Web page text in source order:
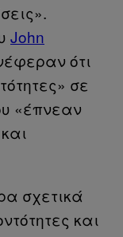
John
ότι
σε
«έπνεαν
σχετικά
και